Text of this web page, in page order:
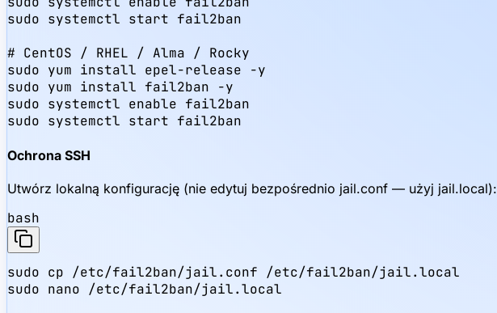
sudo systemctl start fail2ban
# CentOS / RHEL / Alma / Rocky
sudo yum install epel-release -y
sudo yum install fail2ban -y
sudo systemctl enable fail2ban
sudo systemctl start fail2ban
Ochrona SSH
Utwórz lokalną konfigurację (nie edytuj bezpośrednio jail.conf — użyj jail.local):
bash
sudo cp /etc/fail2ban/jail.conf /etc/fail2ban/jail.local
sudo nano /etc/fail2ban/jail.local